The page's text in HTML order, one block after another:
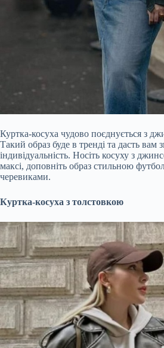
Куртка-косуха чудово поєднується з
Такий образ буде в тренді та дасть
індивідуальність. Носіть косуху з
максі, доповніть образ стильною
черевиками.
Куртка-косуха з толстовкою